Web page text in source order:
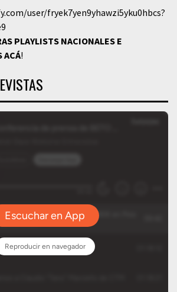
user/fryek7yen9yhawzi5yku0hbcs?
PLAYLISTS NACIONALES E
ACÁ!